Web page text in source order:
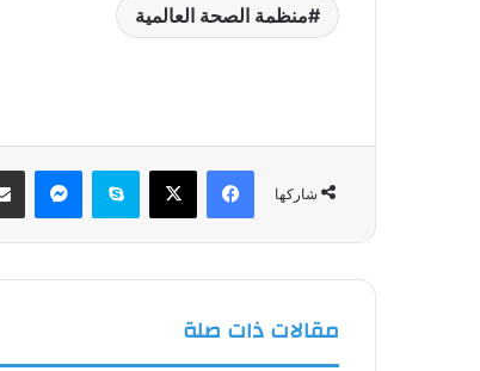
منظمة الصحة العالمية
شاركها
فيسبوك سكايب
مقالات ذات صلة